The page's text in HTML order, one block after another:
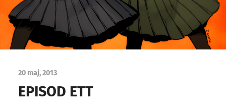
20 maj, 2013
EPISOD ETT